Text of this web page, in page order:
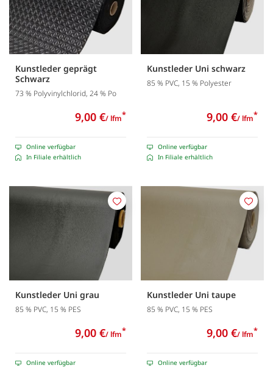
Kunstleder geprägt
Schwarz
73 % Polyvinylchlorid, 24 % Po
9,00 €/ lfm*
Online verfügbar
In Filiale erhältlich
Kunstleder Uni schwarz
85 % PVC, 15 % Polyester
9,00 €/ lfm*
Online verfügbar
In Filiale erhältlich
Kunstleder Uni grau
85 % PVC, 15 % PES
9,00 €/ lfm*
Online verfügbar
Merken
Kunstleder Uni taupe
85 % PVC, 15 % PES
9,00 €/ lfm*
Online verfügbar